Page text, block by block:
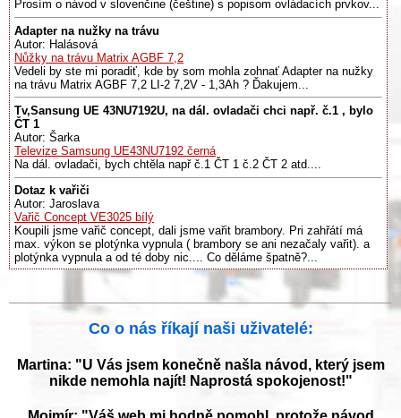
Prosím o návod v slovenčine (češtine) s popisom ovládacích prvkov...
Adapter na nužky na trávu
Autor: Halásová
Nůžky na trávu Matrix AGBF 7,2
Vedeli by ste mi poradiť, kde by som mohla zohnať Adapter na nužky
na trávu Matrix AGBF 7,2 LI-2 7,2V - 1,3Ah ? Ďakujem...
Tv,Sansung UE 43NU7192U, na dál. ovladači chci např. č.1 , bylo
ČT 1
Autor: Šarka
Televize Samsung UE43NU7192 černá
Na dál. ovladači, bych chtěla např č.1 ČT 1 č.2 ČT 2 atd....
Dotaz k vařiči
Autor: Jaroslava
Vařič Concept VE3025 bílý
Koupili jsme vařič concept, dali jsme vařit brambory. Pri zahřátí má
max. výkon se plotýnka vypnula ( brambory se ani nezačaly vařit). a
plotýnka vypnula a od té doby nic.... Co děláme špatně?...
Co o nás říkají naši uživatelé:
Martina: "U Vás jsem konečně našla návod, který jsem
nikde nemohla najít! Naprostá spokojenost!"